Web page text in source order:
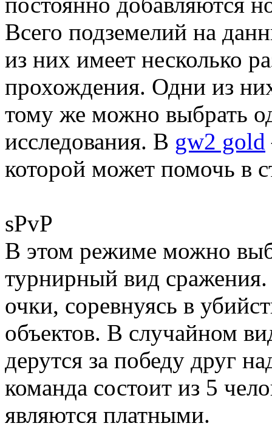
Всего подземелий на
из них имеет несколько
прохождения. Одни из
тому же можно выбрать
исследования. В gw2 gold
которой может помочь в
sPvP
В этом режиме можно
турнирный вид
очки, соревнуясь в
объектов. В случайном
дерутся за победу друг
команда состоит из 5
являются платными.